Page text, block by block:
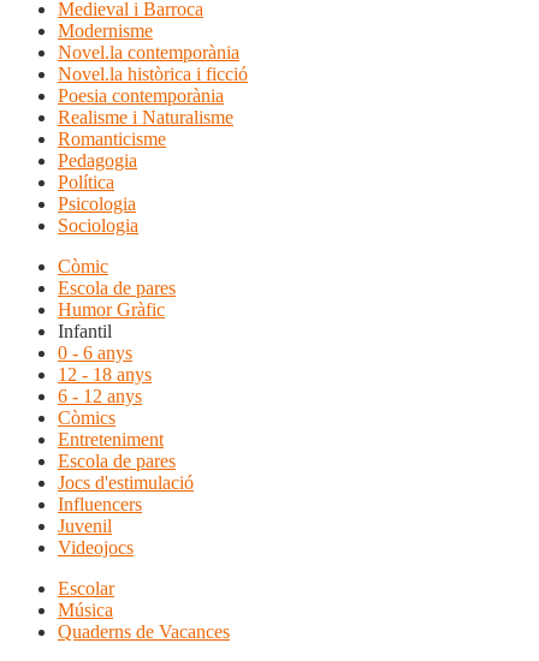
Medieval i Barroca
Modernisme
Novel.la contemporània
Novel.la històrica i ficció
Poesia contemporània
Realisme i Naturalisme
Romanticisme
Pedagogia
Política
Psicologia
Sociologia
Còmic
Escola de pares
Humor Gràfic
Infantil
0 - 6 anys
12 - 18 anys
6 - 12 anys
Còmics
Entreteniment
Escola de pares
Jocs d'estimulació
Influencers
Juvenil
Videojocs
Escolar
Música
Quaderns de Vacances